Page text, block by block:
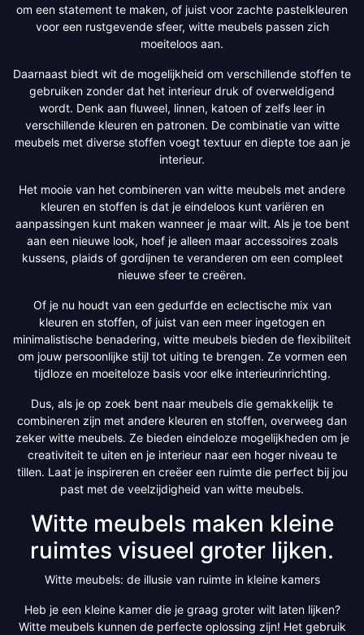
om een statement te maken, of juist voor zachte pastelkleuren
voor een rustgevende sfeer, witte meubels passen zich
moeiteloos aan.
Daarnaast biedt wit de mogelijkheid om verschillende stoffen te
gebruiken zonder dat het interieur druk of overweldigend
wordt. Denk aan fluweel, linnen, katoen of zelfs leer in
verschillende kleuren en patronen. De combinatie van witte
meubels met diverse stoffen voegt textuur en diepte toe aan je
interieur.
Het mooie van het combineren van witte meubels met andere
kleuren en stoffen is dat je eindeloos kunt variëren en
aanpassingen kunt maken wanneer je maar wilt. Als je toe bent
aan een nieuwe look, hoef je alleen maar accessoires zoals
kussens, plaids of gordijnen te veranderen om een compleet
nieuwe sfeer te creëren.
Of je nu houdt van een gedurfde en eclectische mix van
kleuren en stoffen, of juist van een meer ingetogen en
minimalistische benadering, witte meubels bieden de flexibiliteit
om jouw persoonlijke stijl tot uiting te brengen. Ze vormen een
tijdloze en moeiteloze basis voor elke interieurinrichting.
Dus, als je op zoek bent naar meubels die gemakkelijk te
combineren zijn met andere kleuren en stoffen, overweeg dan
zeker witte meubels. Ze bieden eindeloze mogelijkheden om je
creativiteit te uiten en je interieur naar een hoger niveau te
tillen. Laat je inspireren en creëer een ruimte die perfect bij jou
past met de veelzijdigheid van witte meubels.
Witte meubels maken kleine
ruimtes visueel groter lijken.
Witte meubels: de illusie van ruimte in kleine kamers
Heb je een kleine kamer die je graag groter wilt laten lijken?
Witte meubels kunnen de perfecte oplossing zijn! Het gebruik